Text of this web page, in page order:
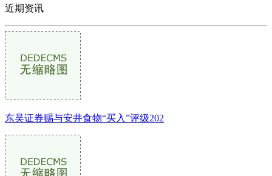
近期资讯
东吴证券赐与安井食物“买入”评级202